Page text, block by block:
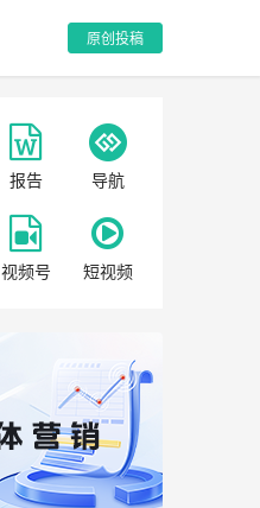
原创投稿
报告 导航
视频号 短视频